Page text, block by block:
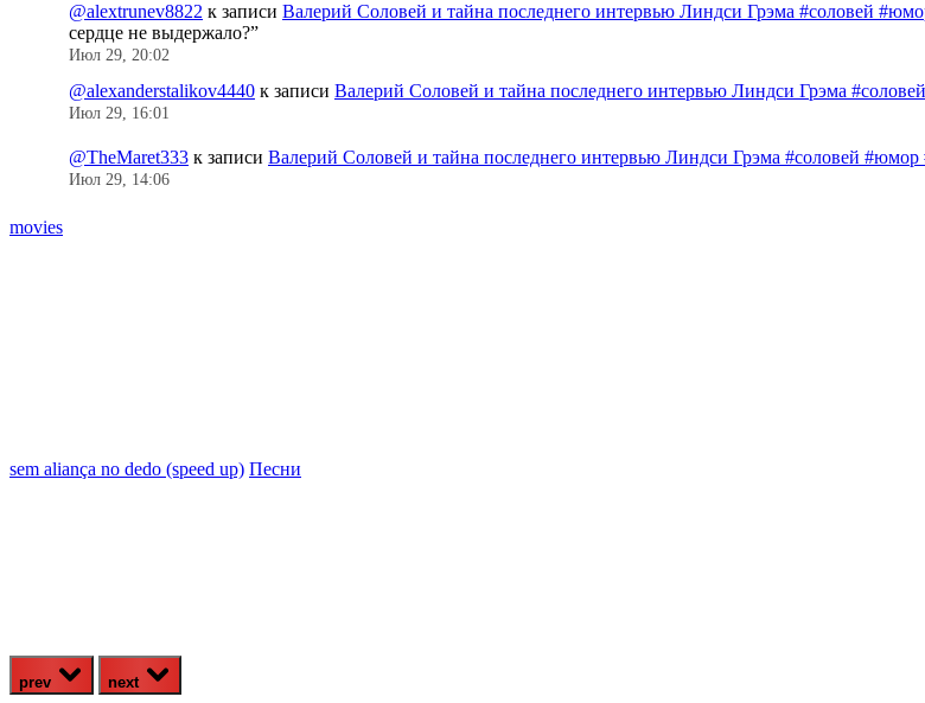
@alextrunev8822 к записи Валерий Соловей и тайна последнего интервью Линдси Грэма #соловей
сердце не выдержало?”
Июл 29, 20:02
@alexanderstalikov4440 к записи Валерий Соловей и тайна последнего интервью Линдси Грэма
Июл 29, 16:01
@TheMaret333 к записи Валерий Соловей и тайна последнего интервью Линдси Грэма #соловей
Июл 29, 14:06
movies
sem aliança no dedo (speed up) Песни
prev next